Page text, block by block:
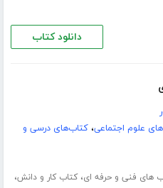
دانلود کتاب
علوم اجتماعی،کتاب‌های درسی و
های فنی و حرفه ای،کتاب کار و دانش،